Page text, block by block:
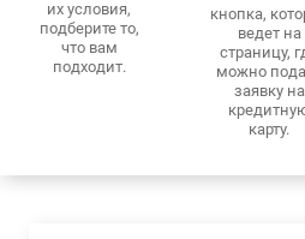
их условия,
подберите то,
что вам
подходит.
кнопка,
ведет на
страницу,
можно
заявку на
карту.